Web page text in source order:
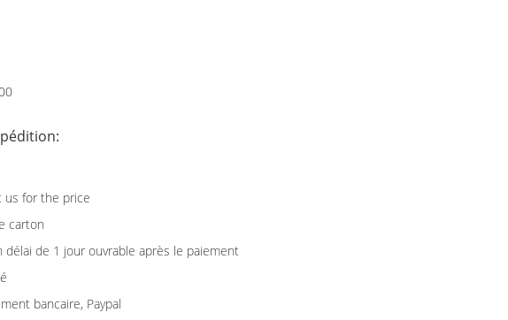
us for the price
carton
délai de 1 jour ouvrable après le paiement
bancaire, Paypal